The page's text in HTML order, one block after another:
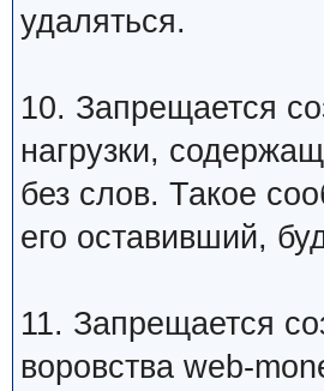
удаляться.
10. Запрещается
нагрузки,
без слов. Такое
его оставивший,
11. Запрещается
воровства web-